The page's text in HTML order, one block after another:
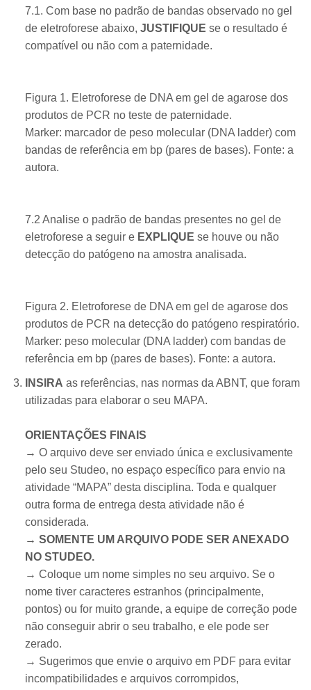
7.1. Com base no padrão de bandas observado no gel
de eletroforese abaixo, JUSTIFIQUE se o resultado é
compatível ou não com a paternidade.
​Figura 1. Eletroforese de DNA em gel de agarose dos
produtos de PCR no teste de paternidade.
Marker: marcador de peso molecular (DNA ladder) com
bandas de referência em bp (pares de bases). Fonte: a
autora.
7.2 Analise o padrão de bandas presentes no gel de
eletroforese a seguir e EXPLIQUE se houve ou não
detecção do patógeno na amostra analisada.
​Figura 2. Eletroforese de DNA em gel de agarose dos
produtos de PCR na detecção do patógeno respiratório.
Marker: peso molecular (DNA ladder) com bandas de
referência em bp (pares de bases). Fonte: a autora.
INSIRA as referências, nas normas da ABNT, que foram
utilizadas para elaborar o seu MAPA.
ORIENTAÇÕES FINAIS
→ O arquivo deve ser enviado única e exclusivamente
pelo seu Studeo, no espaço específico para envio na
atividade “MAPA” desta disciplina. Toda e qualquer
outra forma de entrega desta atividade não é
considerada.
→ SOMENTE UM ARQUIVO PODE SER ANEXADO
NO STUDEO.
→ Coloque um nome simples no seu arquivo. Se o
nome tiver caracteres estranhos (principalmente,
pontos) ou for muito grande, a equipe de correção pode
não conseguir abrir o seu trabalho, e ele pode ser
zerado.
→ Sugerimos que envie o arquivo em PDF para evitar
incompatibilidades e arquivos corrompidos,